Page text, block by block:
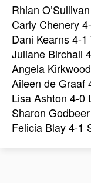
Rhian
Carly Chenery
Dani Kearns 4-
Juliane Birchall
Angela
Aileen de Graaf
Lisa Ashton 4-0
Sharon
Felicia Blay 4-1